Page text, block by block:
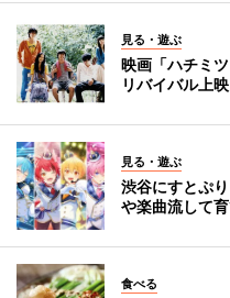
見る・遊ぶ
映画「ハチミ
リバイバル上映
見る・遊ぶ
渋谷にすとぷ
や楽曲流して
食べる